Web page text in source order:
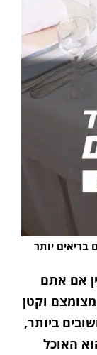
בריאים יותר
אם אתם
מצומצם וקטן
ביותר,
האוכל